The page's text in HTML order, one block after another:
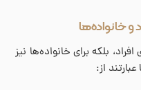
و خانواده‌ها
افراد، بلکه برای خانواده‌ها نیز
از: